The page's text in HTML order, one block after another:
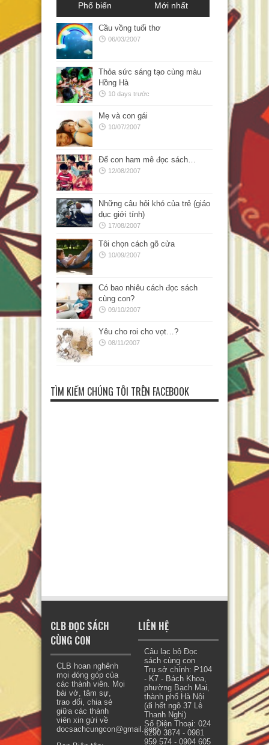
Phổ biến Mới nhất
Cầu vồng tuổi thơ
06/03/2007
Thỏa sức sáng tạo cùng màu
Hồng Hà
10 days trước
Mẹ và con gái
10/07/2007
Để con ham mê đọc sách…
12/08/2007
Những câu hỏi khó của trẻ (giáo
dục giới tính)
17/08/2007
Tôi chọn cách gõ cửa
10/09/2007
Có bao nhiêu cách đọc sách
cùng con?
09/10/2007
Yêu cho roi cho vọt…?
08/11/2007
TÌM KIẾM CHÚNG TÔI TRÊN FACEBOOK
CLB ĐỌC SÁCH
CÙNG CON
CLB hoan nghênh
mọi đóng góp của
các thành viên. Mọi
bài vở, tâm sự,
trao đổi, chia sẻ
giữa các thành
viên xin gửi về
docsachcungcon@gmail.com.
LIÊN HỆ
Câu lạc bộ Đọc
sách cùng con
Trụ sở chính: P104
- K7 - Bách Khoa,
phường Bạch Mai,
thành phố Hà Nội
(đi hết ngõ 37 Lê
Thanh Nghị)
Số Điện Thoại: 024
6290 3874 - 0981
959 574 - 0904 605